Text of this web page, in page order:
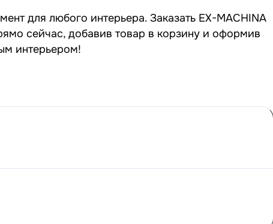
для любого интерьера. Заказать EX-MACHINA
сейчас, добавив товар в корзину и оформив
интерьером!